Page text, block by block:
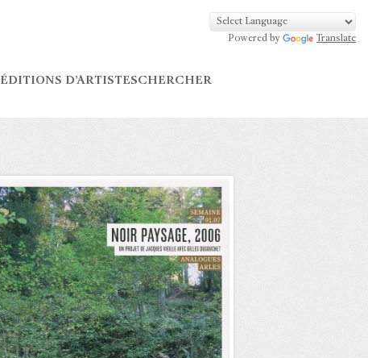
Powered by Translate
ÉDITIONS D’ARTISTESCHERCHER